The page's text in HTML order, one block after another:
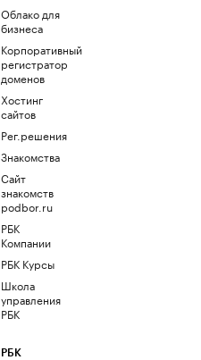
Облако для
бизнеса
Корпоративный
регистратор
доменов
Хостинг
сайтов
Рег.решения
Знакомства
Сайт
знакомств
podbor.ru
РБК
Компании
РБК Курсы
Школа
управления
РБК
РБК